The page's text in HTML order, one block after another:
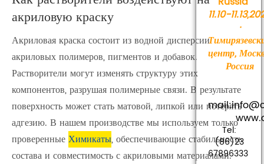
акриловую краску
Акриловая краска состоит из водной дисперсии
акриловых полимеров, пигментов и добавок.
Растворители могут изменять структуру этих
компонентов, разрушая полимерные связи. В результате
поверхность может стать матовой, липкой или потерять
адгезию. В нашем производстве мы используем только
проверенныеХимикаты, обеспечивающие стабильность
состава и совместимость с акриловыми материалами.
11.10-
·
центр,
Россия
Tel:
(86)23
67896333